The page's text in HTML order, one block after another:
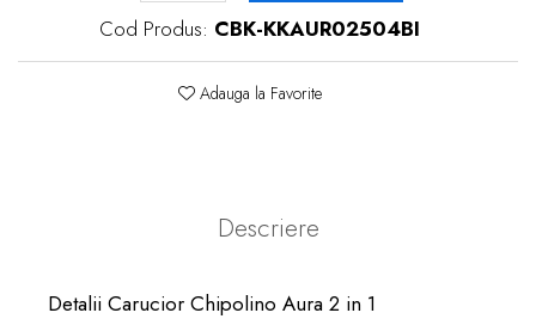
Cod Produs: CBK-KKAUR02504BI
Adauga la Favorite
Descriere
Detalii Carucior Chipolino Aura 2 in 1